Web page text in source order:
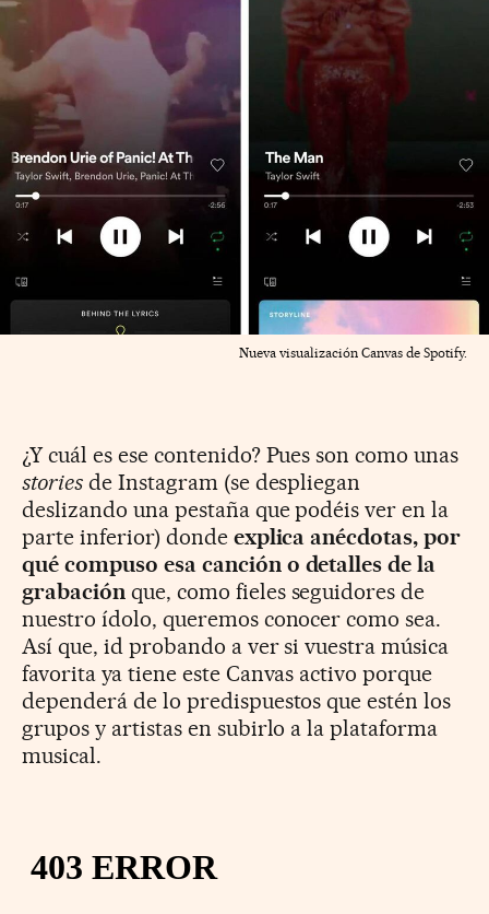
Nueva visualización Canvas de Spotify.
¿Y cuál es ese contenido? Pues son como unas
storiesde Instagram (se despliegan
deslizando una pestaña que podéis ver en la
parte inferior) donde explica anécdotas, por
qué compuso esa canción o detalles de la
grabaciónque, como fieles seguidores de
nuestro ídolo, queremos conocer como sea.
Así que, id probando a ver si vuestra música
favorita ya tiene este Canvas activo porque
dependerá de lo predispuestos que estén los
grupos y artistas en subirlo a la plataforma
musical.